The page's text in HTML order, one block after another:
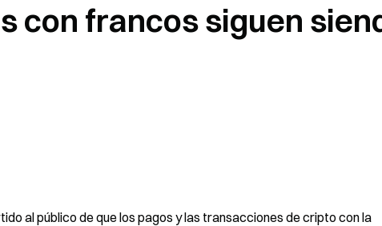
con francos siguen
al público de que los pagos y las transacciones de cripto con la